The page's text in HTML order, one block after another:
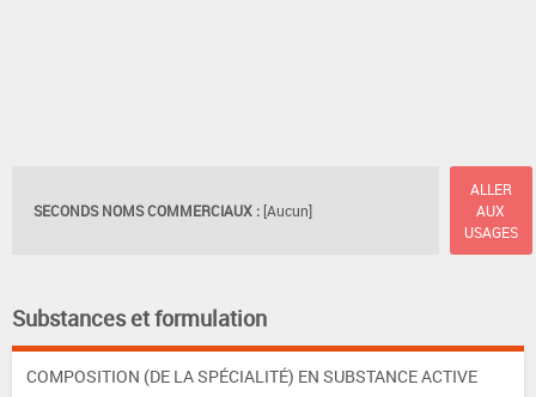
SECONDS NOMS COMMERCIAUX : [Aucun]
ALLER
AUX
USAGES
Substances et formulation
COMPOSITION (DE LA SPÉCIALITÉ) EN SUBSTANCE ACTIVE